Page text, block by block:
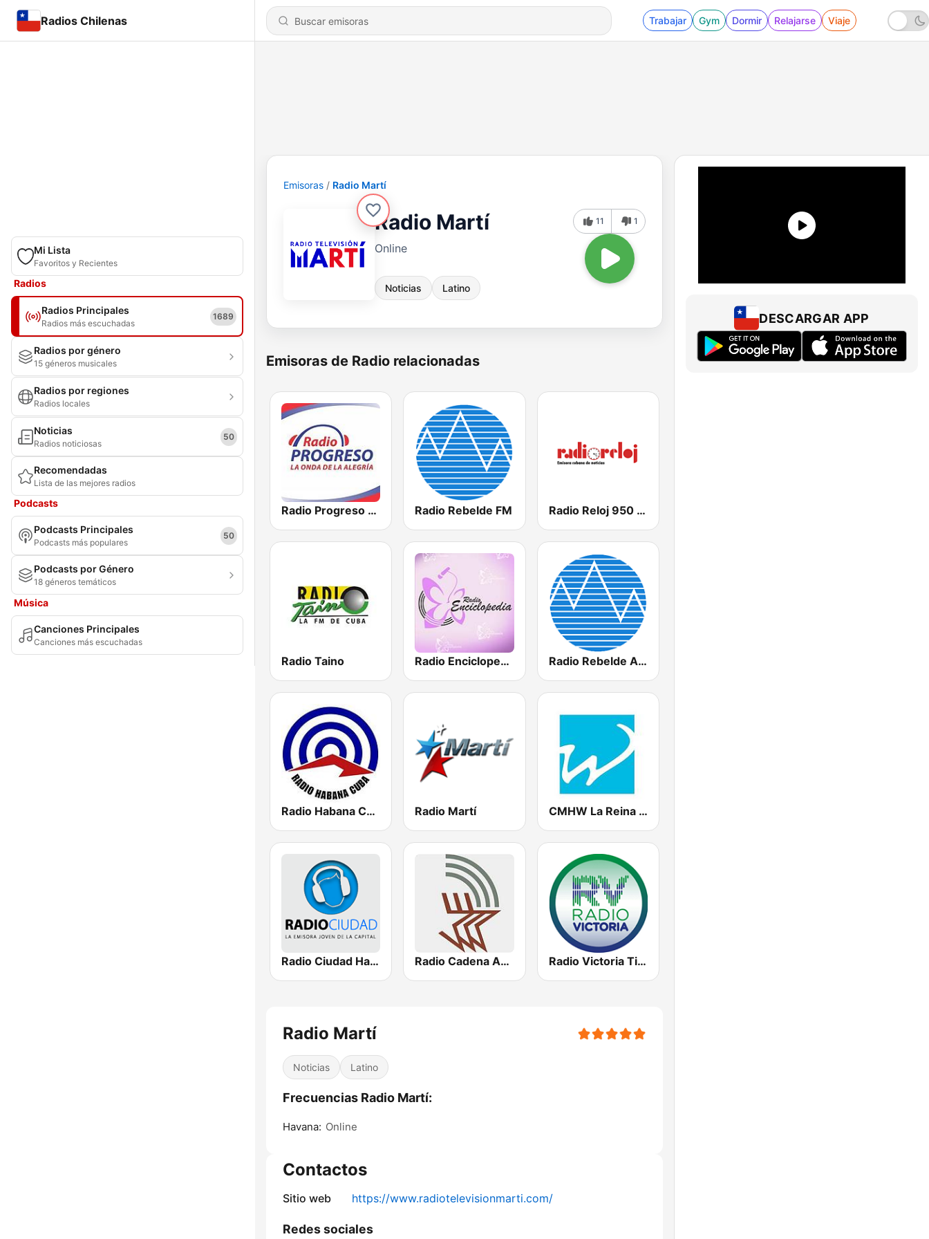
Radios Chilenas Trabajar Gym Dormir Relajarse Viaje
Mi Lista
Favoritos y Recientes
Radios
Radios Principales
Radios más escuchadas
1689
Radios por género
15 géneros musicales
Radios por regiones
Radios locales
Noticias
Radios noticiosas
50
Recomendadas
Lista de las mejores radios
Podcasts
Podcasts Principales
Podcasts más populares
50
Podcasts por Género
18 géneros temáticos
Música
Canciones Principales
Canciones más escuchadas
Emisoras Radio Martí
Radio Martí
Online
Noticias Latino
11 1
Emisoras de Radio relacionadas
Radio Progreso 90.3 FM Radio Rebelde FM Radio Reloj 950 AM
Radio Taino Radio Enciclopedia Radio Rebelde AM
Radio Habana Cuba Radio Martí CMHW La Reina Radial del Centro
Radio Ciudad Habana Radio Cadena Agramonte Radio Victoria Tiempo 21
Radio Martí
Noticias Latino
Frecuencias Radio Martí:
Havana: Online
Contactos
Sitio web https://www.radiotelevisionmarti.com/
Redes sociales
DESCARGAR APP